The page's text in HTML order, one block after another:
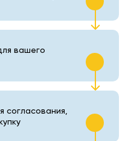
вашего
согласования,